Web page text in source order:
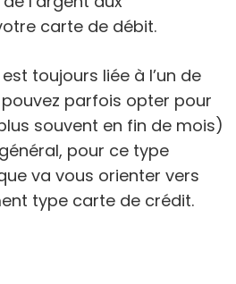
carte de débit.
toujours liée à l’un de
parfois opter pour
souvent en fin de mois)
pour ce type
va vous orienter vers
type carte de crédit.